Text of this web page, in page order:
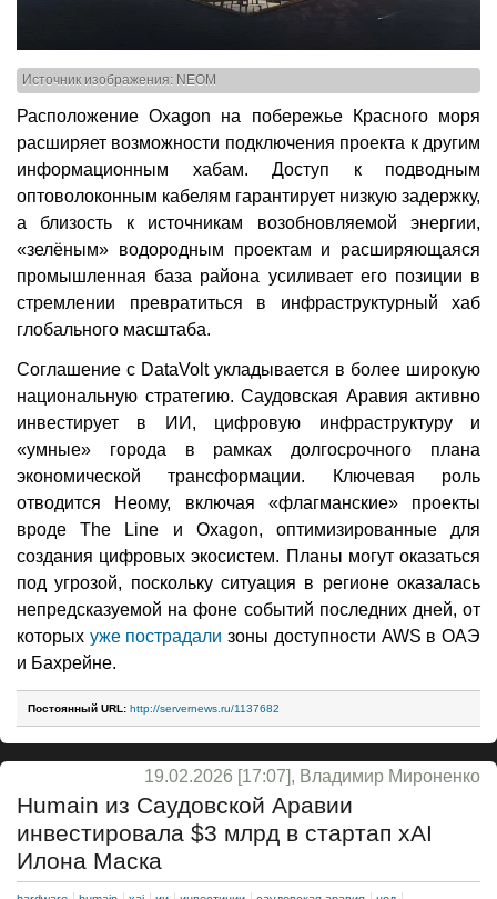
Источник изображения: NEOM
Расположение Oxagon на побережье Красного моря
расширяет возможности подключения проекта к другим
информационным хабам. Доступ к подводным
оптоволоконным кабелям гарантирует низкую задержку,
а близость к источникам возобновляемой энергии,
«зелёным» водородным проектам и расширяющаяся
промышленная база района усиливает его позиции в
стремлении превратиться в инфраструктурный хаб
глобального масштаба.
Соглашение с DataVolt укладывается в более широкую
национальную стратегию. Саудовская Аравия активно
инвестирует в ИИ, цифровую инфраструктуру и
«умные» города в рамках долгосрочного плана
экономической трансформации. Ключевая роль
отводится Неому, включая «флагманские» проекты
вроде The Line и Oxagon, оптимизированные для
создания цифровых экосистем. Планы могут оказаться
под угрозой, поскольку ситуация в регионе оказалась
непредсказуемой на фоне событий последних дней, от
которых уже пострадали зоны доступности AWS в ОАЭ
и Бахрейне.
Постоянный URL: http://servernews.ru/1137682
19.02.2026 [17:07], Владимир Мироненко
Humain из Саудовской Аравии
инвестировала $3 млрд в стартап xAI
Илона Маска